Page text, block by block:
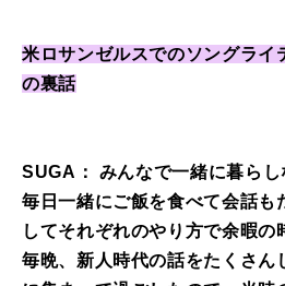
米ロサンゼルスでのソングライ
の裏話
SUGA： みんなで一緒に暮らし
毎日一緒にご飯を食べて会話も
してそれぞれのやり方で余暇の
毎晩、新人時代の話をたくさん